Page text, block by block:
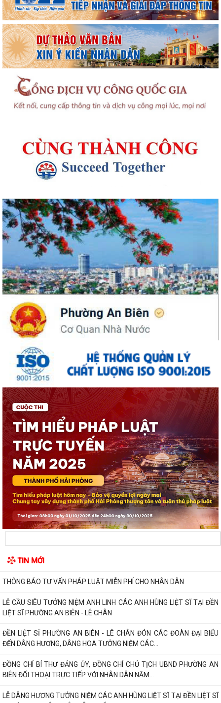
TIN MỚI
UBND phường An Biên phát động hưởng ứng Cuộc thi và Triển lãm
ảnh nghệ thuật cấp quốc gia “Tự hào...
ĐỒNG CHÍ PHÓ BÍ THƯ THƯỜNG TRỰC ĐẢNG ỦY PHƯỜNG DỰ SINH
HOẠT CHI BỘ THÁNG 8 TẠI CHI BỘ TRƯỜNG MẦM...
UBND phường An Biên lập Điều chỉnh cục bộ quy hoạch phân khu tỷ lệ
1/2.000 quận Lê Chân đến năm 2040
Thông báo về việc tăng cường bảo đảm trật tự an toàn giao thông,
trật tự đường hè trên địa bàn...
Thông báo về việc di dời các cơ sở sản xuất, kinh doanh đang thuê đất,
thuê mặt bằng của Công ty Cổ...
THÔNG BÁO TƯ VẤN PHÁP LUẬT MIỄN PHÍ CHO NHÂN DÂN
LỄ CẦU SIÊU TƯỞNG NIỆM ANH LINH CÁC ANH HÙNG LIỆT SĨ TẠI ĐỀN
LIỆT SĨ PHƯỜNG AN BIÊN - LÊ CHÂN
ĐỀN LIỆT SĨ PHƯỜNG AN BIÊN - LÊ CHÂN ĐÓN CÁC ĐOÀN ĐẠI BIỂU
ĐẾN DÂNG HƯƠNG, DÂNG HOA TƯỞNG NIỆM CÁC...
PHƯỜNG AN BIÊN – LÊ CHÂN: KHẮC GHI...
CÁN BỘ NỮ VÀ CÁN BỘ HỘI LHPN PHƯỜNG AN BIÊN DÂNG HƯƠNG
TƯỞNG NIỆM CÁC ANH HÙNG LIỆT SĨ NHÂN KỶ...
PHƯỜNG AN BIÊN HỌP NGHE BÁO CÁO VỀ CÔNG TÁC TÁI ĐỊNH CƯ VÀ
TIẾN ĐỘ GIẢI PHÓNG MẶT BẰNG DỰ ÁN TUYẾN...
TRAO TẶNG QUÀ TRI ÂN THƯƠNG BINH, GIA ĐÌNH LIỆT SĨ CÓ HOÀN
CẢNH KHÓ KHĂN NHÂN KỶ NIỆM 79 NĂM NGÀY...
PHƯỜNG AN BIÊN TRIỂN KHAI CÔNG TÁC PHỤC VỤ LỄ DÂNG HƯƠNG